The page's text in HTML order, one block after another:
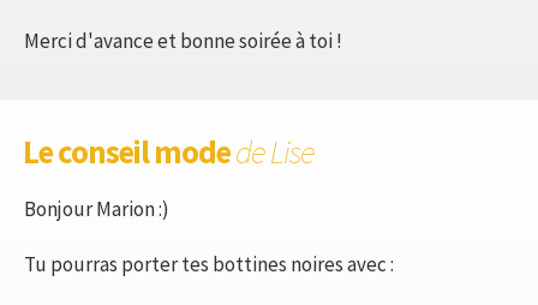
Merci d'avance et bonne soirée à toi !
Le conseil modede Lise
Bonjour Marion :)
Tu pourras porter tes bottines noires avec :